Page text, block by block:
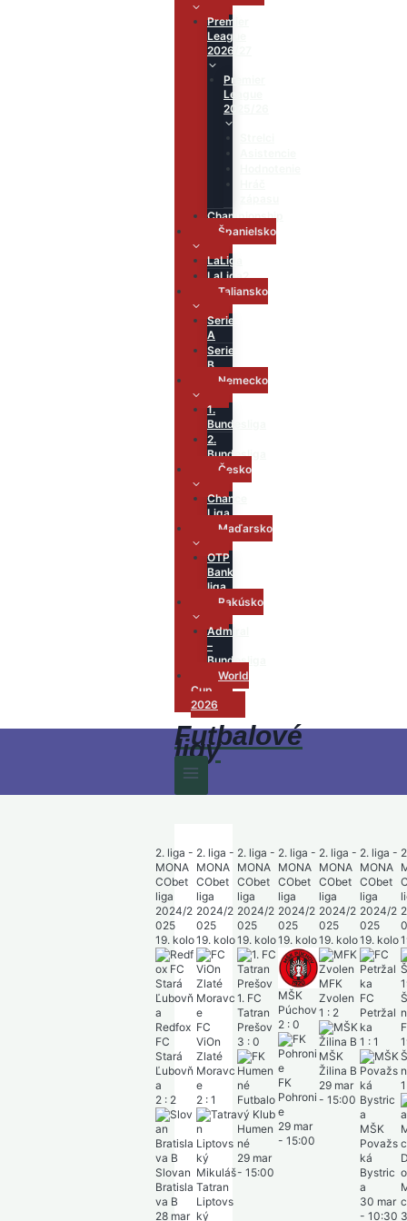
Premier
League
2026/27
Premier
League
2025/26
Championship
Španielsko
LaLiga
LaLiga2
Taliansko
Serie
A
Serie
B
Nemecko
1.
Bundesliga
2.
Bundesliga
Česko
Chance
Liga
Maďarsko
OTP
Bank
liga
Rakúsko
Admiral
–
Bundesliga
World
Cup
2026
Futbalové
ligy
19. kolo
2. liga -
MONA
CObet
liga
2024/2
025
19. kolo
FC
ViOn
Zlaté
Moravc
e
2
1
Tatran
Liptovs
ký
2. liga -
MONA
CObet
liga
2024/2
025
19. kolo
1. FC
Tatran
Prešov
3 : 0
Futbalo
vý Klub
Humen
né
29 mar
- 15:00
2. liga -
MONA
CObet
liga
2024/2
025
19. kolo
MŠK
Púchov
2 : 0
FK
Pohroni
e
29 mar
- 15:00
2. liga -
MONA
CObet
liga
2024/2
025
19. kolo
MFK
Zvolen
1 : 2
MŠK
Žilina B
29 mar
- 15:00
2. liga -
MONA
CObet
liga
2024/2
025
19. kolo
FC
Petržal
ka
1 : 1
10:30
2. liga -
MONA
CObet
liga
2024/2
025
19. kolo
FC ŠTK
1914
Šamorí
n
1 :
Dynam
o
Malženi
ce
30 mar